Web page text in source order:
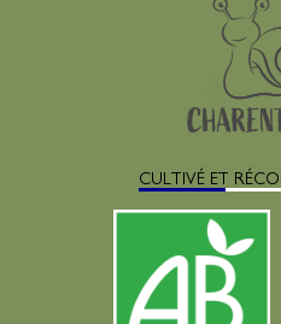
CULTIVÉ ET